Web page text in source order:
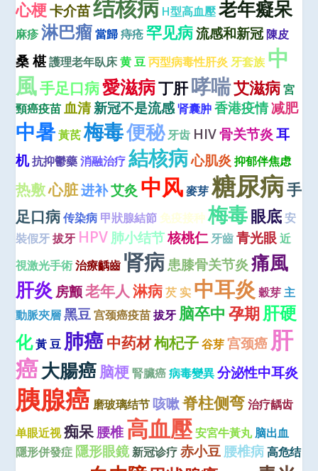
心梗卡介苗结核病 H型高血壓 老年癡呆
麻疹淋巴瘤 當歸 痔疮 罕见病流感和新冠陳皮
桑 椹護理老年臥床 黄 豆 丙型病毒性肝炎 牙套族 中
風手足口病愛滋病丁肝哮喘艾滋病 宮
頸癌疫苗 血清新冠不是流感肾囊肿 香港疫情减肥
中暑 黃芪 梅毒便秘牙齿 HIV骨关节炎耳
机抗抑鬱藥 消融治疗 結核病心肌炎 抑郁伴焦虑
热敷心脏进补艾灸 中风 麥芽 糖尿病手
足口病 传染病 甲狀腺結節 免疫接种 梅毒眼底 安
裝假牙 拔牙 HPV肺小结节核桃仁牙齒 青光眼 近
視激光手術 治療齲齒 肾病患膝骨关节炎痛風
肝炎 房颤老年人淋病 芡 实 中耳炎 穀芽 主
動脈夾層 黑豆 宫颈癌疫苗 拔牙 脑卒中 孕期肝硬
化黃 豆 肺癌中药材枸杞子 谷芽 宫颈癌 肝
癌大腸癌脑梗 腎臟癌 病毒變異 分泌性中耳炎
胰腺癌 磨玻璃结节 咳嗽脊柱侧弯 治疗龋齿
单眼近视痴呆腰椎高血壓安宮牛黃丸 脑出血
隱形併發症 隱形眼鏡新冠诊疗 赤小豆腰椎病 高危结